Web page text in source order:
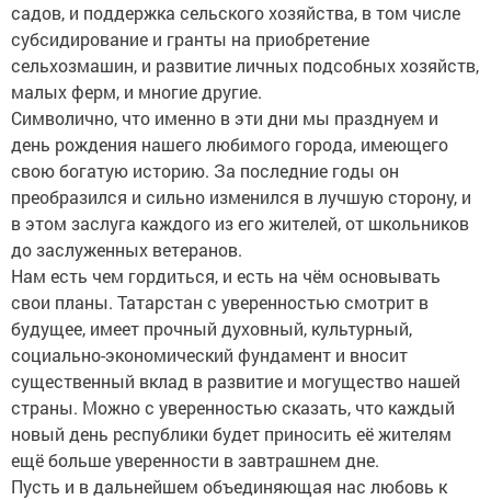
садов, и поддержка сельского хозяйства, в том числе
субсидирование и гранты на приобретение
сельхозмашин, и развитие личных подсобных хозяйств,
малых ферм, и многие другие.
Символично, что именно в эти дни мы празднуем и
день рождения нашего любимого города, имеющего
свою богатую историю. За последние годы он
преобразился и сильно изменился в лучшую сторону, и
в этом заслуга каждого из его жителей, от школьников
до заслуженных ветеранов.
Нам есть чем гордиться, и есть на чём основывать
свои планы. Татарстан с уверенностью смотрит в
будущее, имеет прочный духовный, культурный,
социально-экономический фундамент и вносит
существенный вклад в развитие и могущество нашей
страны. Можно с уверенностью сказать, что каждый
новый день республики будет приносить её жителям
ещё больше уверенности в завтрашнем дне.
Пусть и в дальнейшем объединяющая нас любовь к